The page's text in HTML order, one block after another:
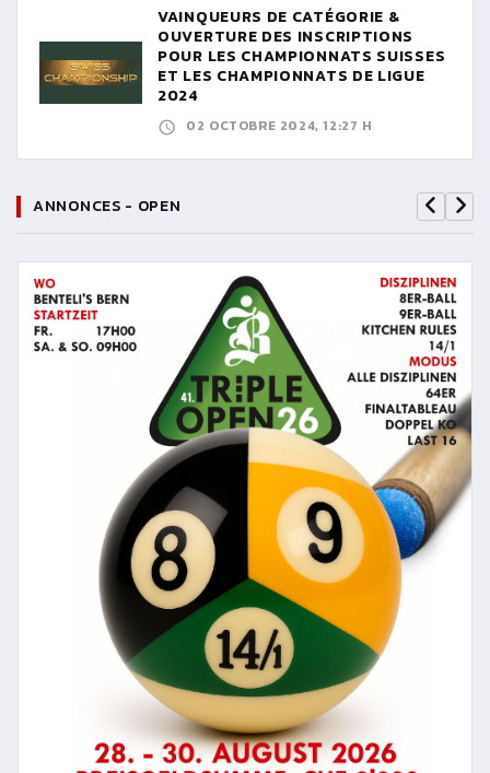
VAINQUEURS DE CATÉGORIE &
OUVERTURE DES INSCRIPTIONS
POUR LES CHAMPIONNATS SUISSES
ET LES CHAMPIONNATS DE LIGUE
2024
02 OCTOBRE 2024, 12:27 H
ANNONCES - OPEN